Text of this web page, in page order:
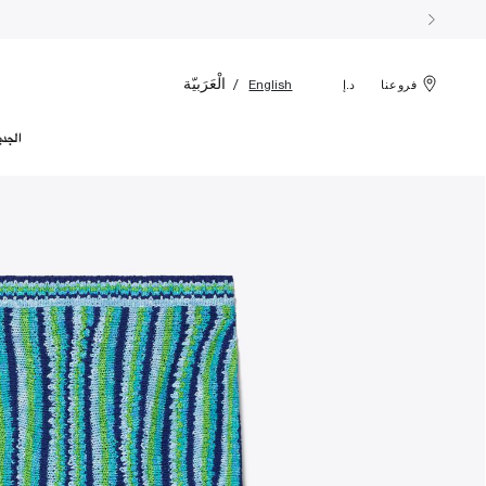
فروعنا د.إ English الْعَرَبيّة